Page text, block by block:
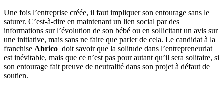
Une fois l’entreprise créée, il faut impliquer son entourage sans le
saturer. C’est-à-dire en maintenant un lien social par des
informations sur l’évolution de son bébé ou en sollicitant un avis sur
une initiative, mais sans ne faire que parler de cela. Le candidat à la
franchise Abrico doit savoir que la solitude dans l’entrepreneuriat
est inévitable, mais que ce n’est pas pour autant qu’il sera solitaire, si
son entourage fait preuve de neutralité dans son projet à défaut de
soutien.